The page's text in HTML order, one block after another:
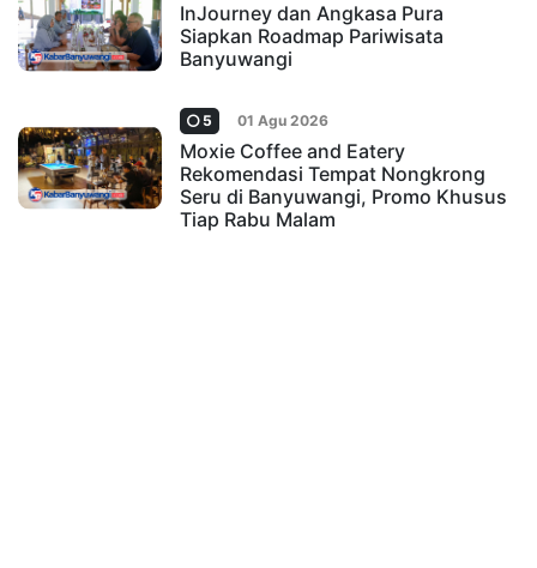
InJourney dan Angkasa Pura
Siapkan Roadmap Pariwisata
Banyuwangi
5 01 Agu 2026
Moxie Coffee and Eatery
Rekomendasi Tempat Nongkrong
Seru di Banyuwangi, Promo Khusus
Tiap Rabu Malam